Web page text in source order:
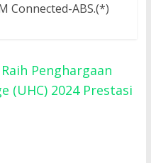
Connected-ABS.(*)
Penghargaan
(UHC) 2024 Prestasi